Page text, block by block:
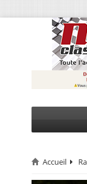
CIRCUIT
Accueil